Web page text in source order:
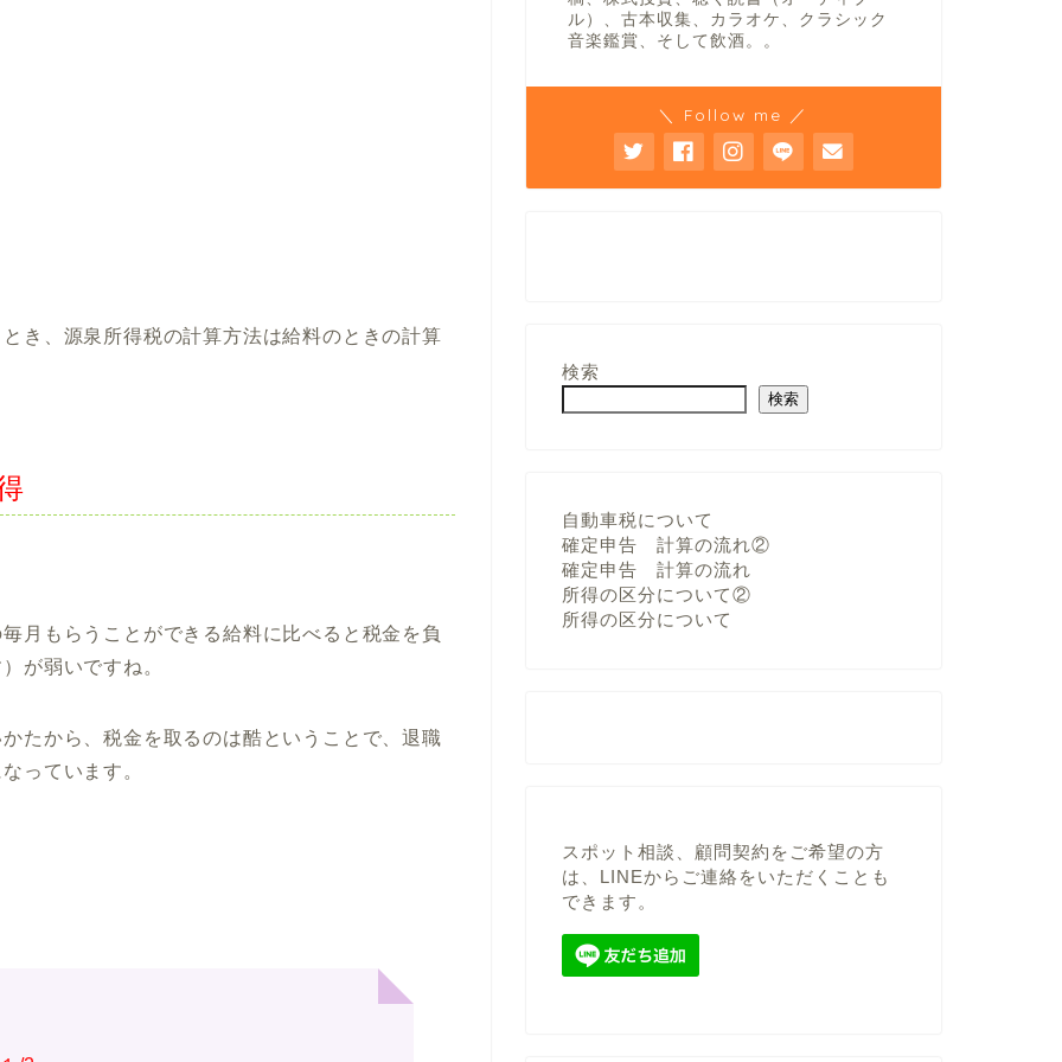
き、源泉所得税の計算方法は給料のときの計算
月もらうことができる給料に比べると税金を負
が弱いですね。
たから、税金を取るのは酷ということで、退職
っています。
ル）、古本収集、カラオケ、クラシック
音楽鑑賞、そして飲酒。。
＼ Follow me ／
検索
検索
自動車税について
確定申告 計算の流れ②
確定申告 計算の流れ
所得の区分について②
所得の区分について
スポット相談、顧問契約をご希望の方
は、LINEからご連絡をいただくことも
できます。